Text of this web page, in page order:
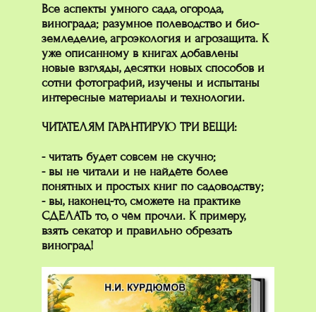
Все аспекты умного сада, огорода,
винограда; разумное полеводство и био-
земледелие, агроэкология и агрозащита. К
уже описанному в книгах добавлены
новые взгляды, десятки новых способов и
сотни фотографий, изучены и испытаны
интересные материалы и технологии.
ЧИТАТЕЛЯМ ГАРАНТИРУЮ ТРИ ВЕЩИ:
- читать будет совсем не скучно;
- вы не читали и не найдёте более
понятных и простых книг по садоводству;
- вы, наконец-то, сможете на практике
СДЕЛАТЬ то, о чём прочли. К примеру,
взять секатор и правильно обрезать
виноград!